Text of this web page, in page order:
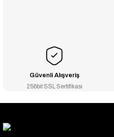
Güvenli Alışveriş
256bit SSL Sertifikası